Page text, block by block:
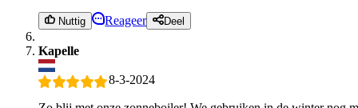
Nuttig Reageer Deel
Kapelle
8-3-2024